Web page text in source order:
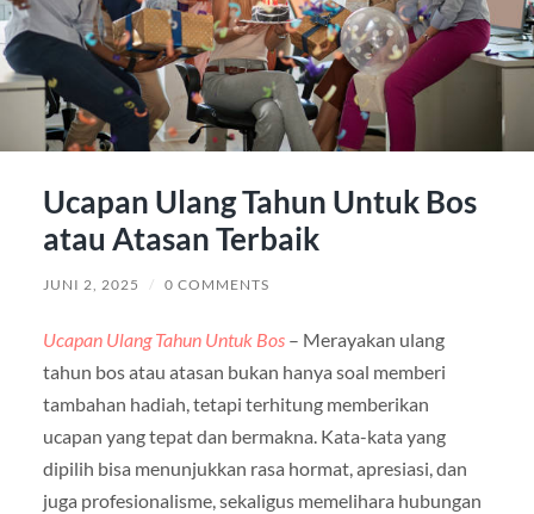
Ucapan Ulang Tahun Untuk Bos
atau Atasan Terbaik
JUNI 2, 2025 / 0 COMMENTS
Ucapan Ulang Tahun Untuk Bos– Merayakan ulang
tahun bos atau atasan bukan hanya soal memberi
tambahan hadiah, tetapi terhitung memberikan
ucapan yang tepat dan bermakna. Kata-kata yang
dipilih bisa menunjukkan rasa hormat, apresiasi, dan
juga profesionalisme, sekaligus memelihara hubungan